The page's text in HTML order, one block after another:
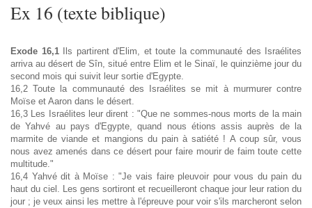
Ex 16 (texte biblique)
Exode 16,1Ils partirent d'Elim, et toute la communauté des Israélites
arriva au désert de Sîn, situé entre Elim et le Sinaï, le quinzième jour du
second mois qui suivit leur sortie d'Egypte.
16,2 Toute la communauté des Israélites se mit à murmurer contre
Moïse et Aaron dans le désert.
16,3 Les Israélites leur dirent : "Que ne sommes-nous morts de la main
de Yahvé au pays d'Egypte, quand nous étions assis auprès de la
marmite de viande et mangions du pain à satiété ! A coup sûr, vous
nous avez amenés dans ce désert pour faire mourir de faim toute cette
multitude."
16,4 Yahvé dit à Moïse : "Je vais faire pleuvoir pour vous du pain du
haut du ciel. Les gens sortiront et recueilleront chaque jour leur ration du
jour ; je veux ainsi les mettre à l'épreuve pour voir s'ils marcheront selon